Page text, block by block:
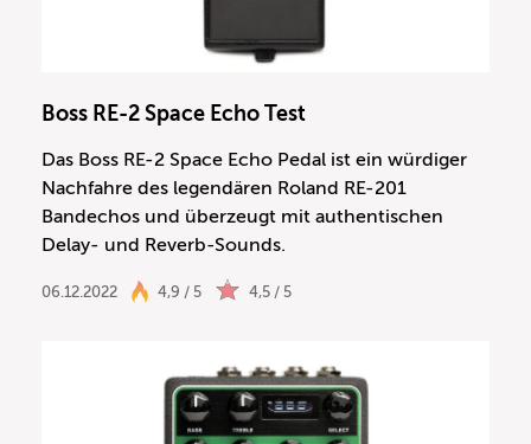
Boss RE-2 Space Echo Test
Das Boss RE-2 Space Echo Pedal ist ein würdiger
Nachfahre des legendären Roland RE-201
Bandechos und überzeugt mit authentischen
Delay- und Reverb-Sounds.
06.12.2022 4,9 / 5 4,5 / 5